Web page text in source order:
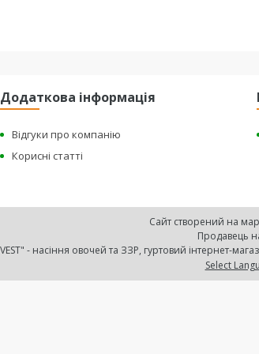
Додаткова інформація
Відгуки про компанію
Корисні статті
Сайт створений на
Продавець
Select